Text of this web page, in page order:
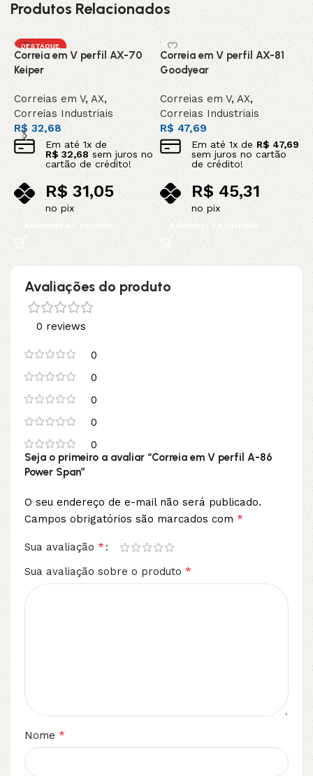
Produtos Relacionados
DESTAQUE
Correia em V perfil AX-70
Keiper
Correias em V, AX,
Correias Industriais
R$32,68
Em até 1x de
R$ 32,68 sem juros no
cartão de crédito!
R$31,05
no pix
Adicionar ao carrinho
Correia em V perfil AX-81
Goodyear
Correias em V,AX,
Correias Industriais
R$ 47,69
Em até 1x de R$47,69
sem juros no cartão
de crédito!
R$45,31
no pix
Adicionar ao carrinho
Avaliações do produto
0 reviews
0
0
0
0
0
Seja o primeiro a avaliar “Correia em V perfil A-86
Power Span”
O seu endereço de e-mail não será publicado.
Campos obrigatórios são marcados com *
Sua avaliação *
Sua avaliação sobre o produto *
Nome *